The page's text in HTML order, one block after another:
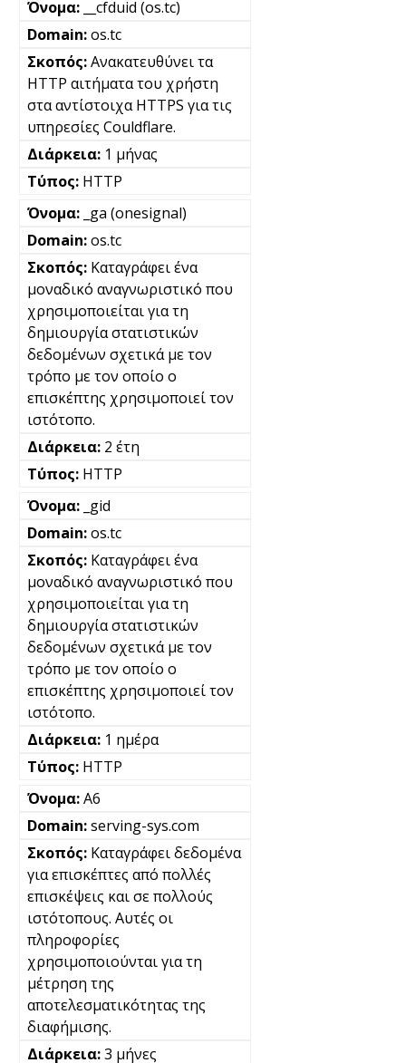
__cfduid (os.tc)
os.tc
Ανακατευθύνει τα
HTTP αιτήματα του χρήστη
στα αντίστοιχα HTTPS για τις
υπηρεσίες Couldflare.
1 μήνας
HTTP
_ga (onesignal)
os.tc
Καταγράφει ένα
μοναδικό αναγνωριστικό που
χρησιμοποιείται για τη
δημιουργία στατιστικών
δεδομένων σχετικά με τον
τρόπο με τον οποίο ο
επισκέπτης χρησιμοποιεί τον
ιστότοπο.
2 έτη
HTTP
_gid
os.tc
Καταγράφει ένα
μοναδικό αναγνωριστικό που
χρησιμοποιείται για τη
δημιουργία στατιστικών
δεδομένων σχετικά με τον
τρόπο με τον οποίο ο
επισκέπτης χρησιμοποιεί τον
ιστότοπο.
1 ημέρα
HTTP
A6
serving-sys.com
Καταγράφει δεδομένα
για επισκέπτες από πολλές
επισκέψεις και σε πολλούς
ιστότοπους. Αυτές οι
πληροφορίες
χρησιμοποιούνται για τη
μέτρηση της
αποτελεσματικότητας της
διαφήμισης.
3 μήνες